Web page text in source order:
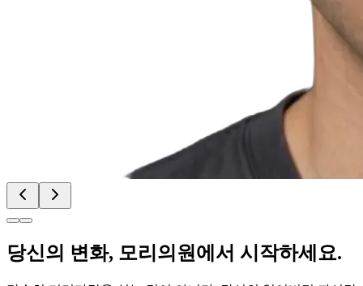
당신의
단순히 머리카락을 심는 것이 아니라, 당신의 잃어버린 자신감